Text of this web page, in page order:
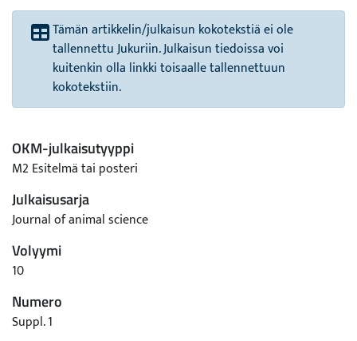
Tämän artikkelin/julkaisun kokotekstiä ei ole
tallennettu Jukuriin. Julkaisun tiedoissa voi
kuitenkin olla linkki toisaalle tallennettuun
kokotekstiin.
OKM-julkaisutyyppi
M2 Esitelmä tai posteri
Julkaisusarja
Journal of animal science
Volyymi
10
Numero
Suppl. 1